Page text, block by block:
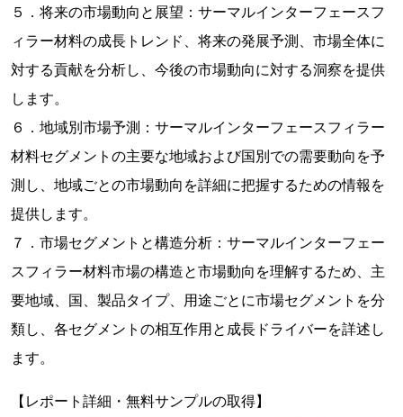
５．将来の市場動向と展望：サーマルインターフェースフ
ィラー材料の成長トレンド、将来の発展予測、市場全体に
対する貢献を分析し、今後の市場動向に対する洞察を提供
します。
６．地域別市場予測：サーマルインターフェースフィラー
材料セグメントの主要な地域および国別での需要動向を予
測し、地域ごとの市場動向を詳細に把握するための情報を
提供します。
７．市場セグメントと構造分析：サーマルインターフェー
スフィラー材料市場の構造と市場動向を理解するため、主
要地域、国、製品タイプ、用途ごとに市場セグメントを分
類し、各セグメントの相互作用と成長ドライバーを詳述し
ます。
【レポート詳細・無料サンプルの取得】